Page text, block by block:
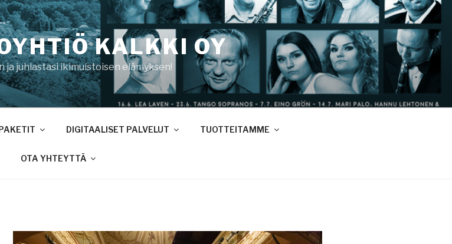
KALKKI OY
ja juhlastasi ikimuistoisen elämyksen!
DIGITAALISET PALVELUT TUOTTEITAMME
OTA YHTEYTTÄ